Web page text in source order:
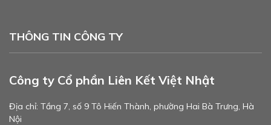
THÔNG TIN CÔNG TY
Công ty Cổ phần Liên Kết Việt Nhật
Địa chỉ: Tầng 7, số 9 Tô Hiến Thành, phường Hai Bà Trưng, Hà
Nội